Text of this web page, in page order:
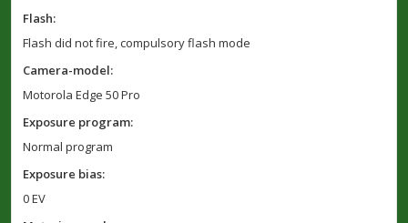
Flash:
Flash did not fire, compulsory flash mode
Camera-model:
Motorola Edge 50 Pro
Exposure program:
Normal program
Exposure bias:
0 EV